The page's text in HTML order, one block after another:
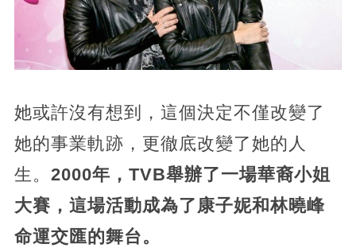
她或許沒有想到，這個決定不僅改變了
她的事業軌跡，更徹底改變了她的人
生。 2000年，TVB舉辦了一場華裔小姐
大賽，這場活動成為了康子妮和林曉峰
命運交匯的舞台。